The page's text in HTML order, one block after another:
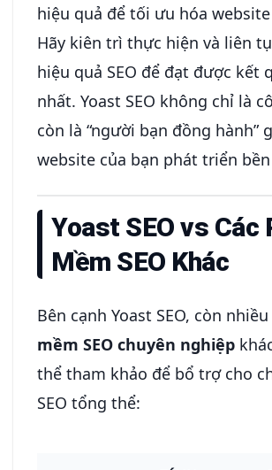
hiệu quả để tối ưu hóa
Hãy kiên trì thực hiện và liên
hiệu quả SEO để đạt được kết
nhất. Yoast SEO không chỉ là
còn là “người bạn đồng hành”
website của bạn phát triển
Yoast SEO vs Các
Mềm SEO Khác
Bên cạnh Yoast SEO, còn nhiều
mềm SEO chuyên nghiệp
thể tham khảo để bổ trợ cho
SEO tổng thể: